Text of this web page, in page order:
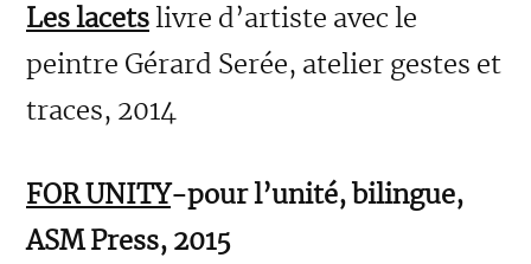
Les lacetslivre d’artiste avec le
peintre Gérard Serée, atelier gestes et
traces, 2014
FOR UNITY-pour l’unité, bilingue,
ASM Press, 2015